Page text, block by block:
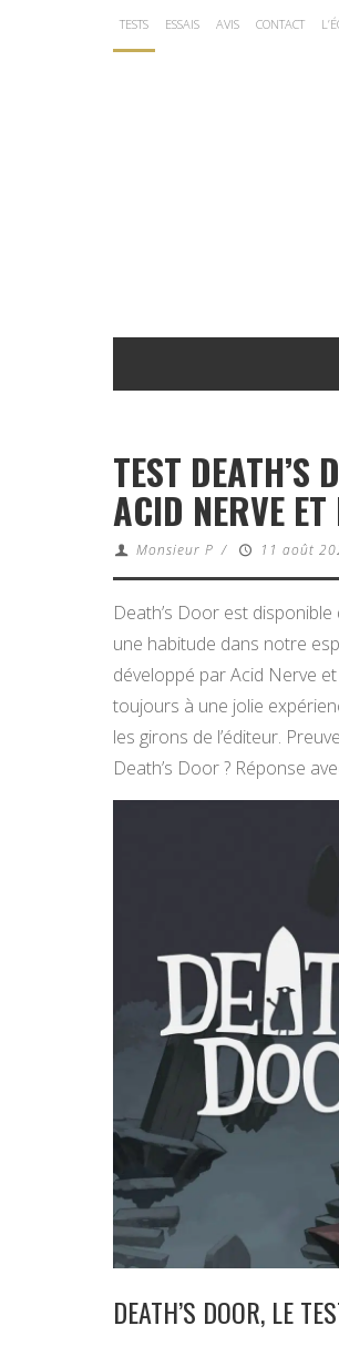
TESTS ESSAIS AVIS CONTACT
TEST DEATH’S
ACID NERVE
Monsieur P / 11 août
Death’s Door est
une habitude dans notre
développé par Acid Nerve
toujours à une jolie
les girons de l’éditeur.
Death’s Door ? Réponse
DEATH’S DOOR, LE